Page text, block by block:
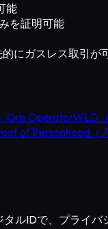
能
を証明可能
にガスレス取引が
Orb OperatorWLD
of Personhood（
ルIDで、プライ